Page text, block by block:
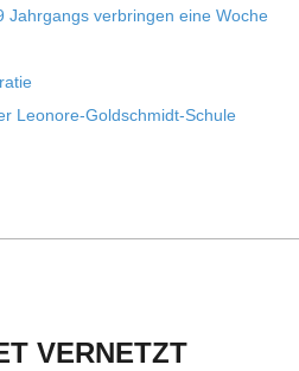
Jahr­gangs ver­brin­gen eine Woche
Leonore-Goldschmidt-Schule
VERNETZT